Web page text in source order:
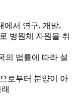
에서 연구, 개발,
병원체 자원을 취
의 법률에 따라 설
로부터 분양이 아